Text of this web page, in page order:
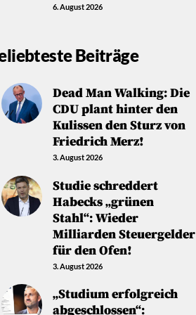
6. August 2026
Beiträge
Dead Man Walking: Die
CDU plant hinter den
Kulissen den Sturz von
Friedrich Merz!
3. August 2026
Studie schreddert
Habecks „grünen
Stahl“: Wieder
Milliarden Steuergelder
für den Ofen!
3. August 2026
„Studium erfolgreich
abgeschlossen“: